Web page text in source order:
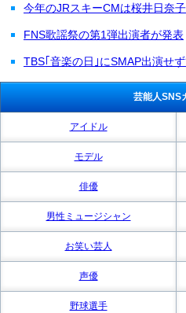
今年のJRスキーCMは桜井日奈子
FNS歌謡祭の第1弾出演者が発表
TBS｢音楽の日｣にSMAP出演せ
芸能人SNS
アイドル
モデル
俳優
男性ミュージシャン
お笑い芸人
声優
野球選手